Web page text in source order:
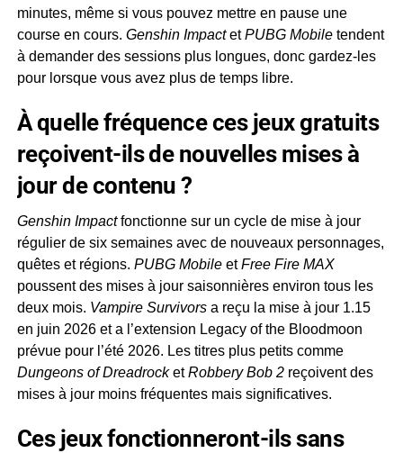
minutes, même si vous pouvez mettre en pause une
course en cours. Genshin ImpactetPUBG Mobiletendent
à demander des sessions plus longues, donc gardez-les
pour lorsque vous avez plus de temps libre.
À quelle fréquence ces jeux gratuits
reçoivent-ils de nouvelles mises à
jour de contenu ?
Genshin Impactfonctionne sur un cycle de mise à jour
régulier de six semaines avec de nouveaux personnages,
quêtes et régions. PUBG MobileetFree Fire MAX
poussent des mises à jour saisonnières environ tous les
deux mois. Vampire Survivorsa reçu la mise à jour 1.15
en juin 2026 et a l’extension Legacy of the Bloodmoon
prévue pour l’été 2026. Les titres plus petits comme
Dungeons of DreadrocketRobbery Bob 2reçoivent des
mises à jour moins fréquentes mais significatives.
Ces jeux fonctionneront-ils sans